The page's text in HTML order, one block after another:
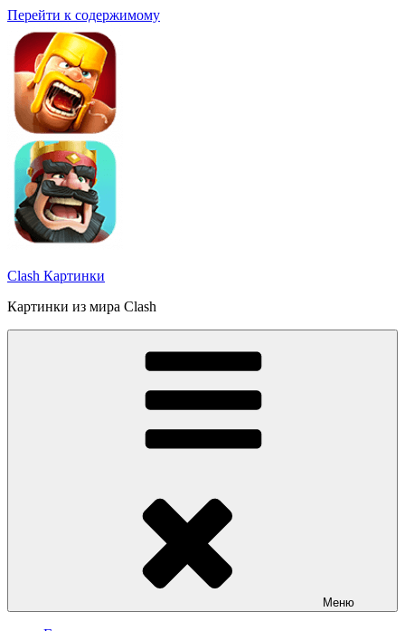
Перейти к содержимому
Clash Картинки
Картинки из мира Clash
Меню